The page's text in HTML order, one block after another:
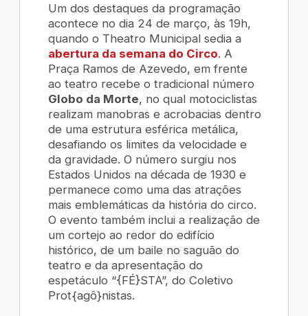
Um dos destaques da programação
acontece no dia 24 de março, às 19h,
quando o Theatro Municipal sedia a
abertura da semana do Circo. A
Praça Ramos de Azevedo, em frente
ao teatro recebe o tradicional número
Globo da Morte, no qual motociclistas
realizam manobras e acrobacias dentro
de uma estrutura esférica metálica,
desafiando os limites da velocidade e
da gravidade. O número surgiu nos
Estados Unidos na década de 1930 e
permanece como uma das atrações
mais emblemáticas da história do circo.
O evento também inclui a realização de
um cortejo ao redor do edifício
histórico, de um baile no saguão do
teatro e da apresentação do
espetáculo “{FÉ}STA”, do Coletivo
Prot{agô}nistas.